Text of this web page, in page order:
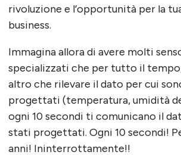
rivoluzione e l’opportunità per la
business.
Immagina allora di avere molti
specializzati che per tutto il
altro che rilevare il dato per cui
progettati (temperatura, umidità
ogni 10 secondi ti comunicano il
stati progettati. Ogni 10 secondi!
anni! Ininterrottamente!!